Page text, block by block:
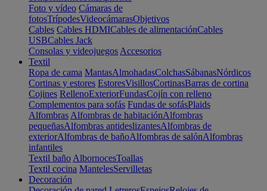
Foto y vídeo Cámaras de
fotosTrípodesVideocámarasObjetivos
Cables Cables HDMICables de alimentaciónCables
USBCables Jack
Consolas y videojuegos Accesorios
Textil
Ropa de cama MantasAlmohadasColchasSábanasNórdicos
Cortinas y estores EstoresVisillosCortinasBarras de cortina
Cojines RellenoExteriorFundasCojín con relleno
Complementos para sofás Fundas de sofásPlaids
Alfombras Alfombras de habitaciónAlfombras
pequeñasAlfombras antideslizantesAlfombras de
exteriorAlfombras de bañoAlfombras de salónAlfombras
infantiles
Textil baño AlbornocesToallas
Textil cocina MantelesServilletas
Decoración